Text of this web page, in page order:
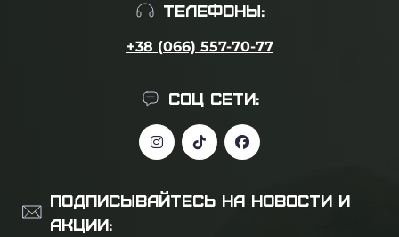
ТЕЛЕФОНЫ:
+38 (066) 557-70-77
СОЦ СЕТИ:
ПОДПИСЫВАЙТЕСЬ НА НОВОСТИ И
АКЦИИ: